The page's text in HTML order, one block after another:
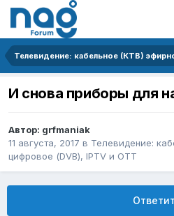
И снова приборы для
Автор: grfmaniak
11 августа, 2017 в Телевидение:
цифровое (DVB), IPTV и OTT